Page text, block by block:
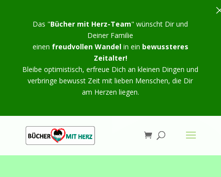
Das "Bücher mit Herz-Team" wünscht Dir und
Deiner Familie
einen freudvollen Wandelin ein bewussteres
Zeitalter!
Bleibe optimistisch, erfreue Dich an kleinen Dingen und
verbringe bewusst Zeit mit lieben Menschen, die Dir
am Herzen liegen.